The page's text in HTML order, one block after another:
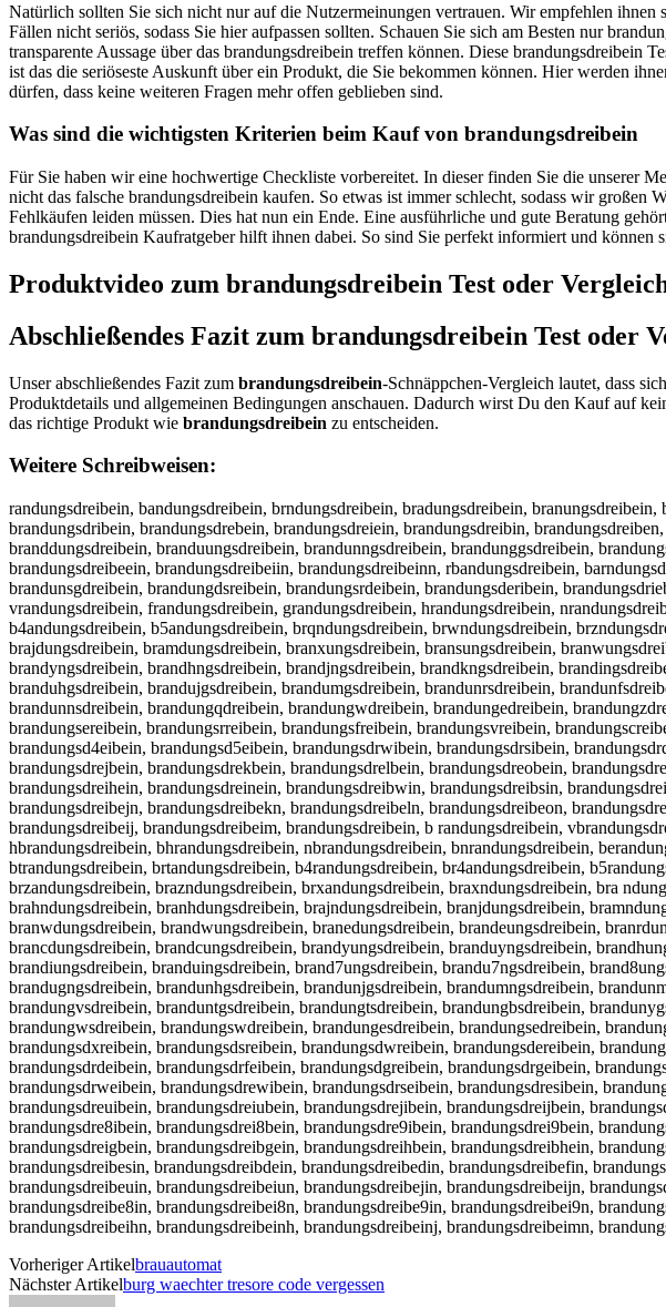
Natürlich sollten Sie sich nicht nur auf die Nutzermeinungen vertrauen. Wir empfehlen
Fällen nicht seriös, sodass Sie hier aufpassen sollten. Schauen Sie sich am Besten nur
transparente Aussage über das brandungsdreibein treffen können. Diese brandungsdreibein
ist das die seriöseste Auskunft über ein Produkt, die Sie bekommen können. Hier werden
dürfen, dass keine weiteren Fragen mehr offen geblieben sind.
Was sind die wichtigsten Kriterien beim Kauf von brandungsdreibein
Für Sie haben wir eine hochwertige Checkliste vorbereitet. In dieser finden Sie die unserer
nicht das falsche brandungsdreibein kaufen. So etwas ist immer schlecht, sodass wir
Fehlkäufen leiden müssen. Dies hat nun ein Ende. Eine ausführliche und gute Beratung
brandungsdreibein Kaufratgeber hilft ihnen dabei. So sind Sie perfekt informiert und können
Produktvideo zum brandungsdreibein Test oder
Abschließendes Fazit zum brandungsdreibein Test oder
Unser abschließendes Fazit zum brandungsdreibein-Schnäppchen-Vergleich lautet, dass
Produktdetails und allgemeinen Bedingungen anschauen. Dadurch wirst Du den Kauf auf
das richtige Produkt wie brandungsdreibein zu entscheiden.
Weitere Schreibweisen:
randungsdreibein, bandungsdreibein, brndungsdreibein, bradungsdreibein,
brandungsdribein, brandungsdrebein, brandungsdreiein, brandungsdreibin,
branddungsdreibein, branduungsdreibein, brandunngsdreibein, brandunggsdreibein,
brandungsdreibeein, brandungsdreibeiin, brandungsdreibeinn, rbandungsdreibein,
brandunsgdreibein, brandungdsreibein, brandungsrdeibein, brandungsderibein,
vrandungsdreibein, frandungsdreibein, grandungsdreibein, hrandungsdreibein,
b4andungsdreibein, b5andungsdreibein, brqndungsdreibein, brwndungsdreibein,
brajdungsdreibein, bramdungsdreibein, branxungsdreibein, bransungsdreibein,
brandyngsdreibein, brandhngsdreibein, brandjngsdreibein, brandkngsdreibein,
branduhgsdreibein, brandujgsdreibein, brandumgsdreibein, brandunrsdreibein,
brandunnsdreibein, brandungqdreibein, brandungwdreibein, brandungedreibein,
brandungsereibein, brandungsrreibein, brandungsfreibein, brandungsvreibein,
brandungsd4eibein, brandungsd5eibein, brandungsdrwibein, brandungsdrsibein,
brandungsdrejbein, brandungsdrekbein, brandungsdrelbein, brandungsdreobein,
brandungsdreihein, brandungsdreinein, brandungsdreibwin, brandungsdreibsin,
brandungsdreibejn, brandungsdreibekn, brandungsdreibeln, brandungsdreibeon,
brandungsdreibeij, brandungsdreibeim, brandungsdreibein, b randungsdreibein,
hbrandungsdreibein, bhrandungsdreibein, nbrandungsdreibein, bnrandungsdreibein,
btrandungsdreibein, brtandungsdreibein, b4randungsdreibein, br4andungsdreibein,
brzandungsdreibein, brazndungsdreibein, brxandungsdreibein, braxndungsdreibein, bra
brahndungsdreibein, branhdungsdreibein, brajndungsdreibein, branjdungsdreibein,
branwdungsdreibein, brandwungsdreibein, branedungsdreibein, brandeungsdreibein,
brancdungsdreibein, brandcungsdreibein, brandyungsdreibein, branduyngsdreibein,
brandiungsdreibein, branduingsdreibein, brand7ungsdreibein, brandu7ngsdreibein,
brandugngsdreibein, brandunhgsdreibein, brandunjgsdreibein, brandumngsdreibein,
brandungvsdreibein, branduntgsdreibein, brandungtsdreibein, brandungbsdreibein,
brandungwsdreibein, brandungswdreibein, brandungesdreibein, brandungsedreibein,
brandungsdxreibein, brandungsdsreibein, brandungsdwreibein, brandungsdereibein,
brandungsdrdeibein, brandungsdrfeibein, brandungsdgreibein, brandungsdrgeibein,
brandungsdrweibein, brandungsdrewibein, brandungsdrseibein, brandungsdresibein,
brandungsdreuibein, brandungsdreiubein, brandungsdrejibein, brandungsdreijbein,
brandungsdre8ibein, brandungsdrei8bein, brandungsdre9ibein, brandungsdrei9bein,
brandungsdreigbein, brandungsdreibgein, brandungsdreihbein, brandungsdreibhein,
brandungsdreibesin, brandungsdreibdein, brandungsdreibedin, brandungsdreibefin,
brandungsdreibeuin, brandungsdreibeiun, brandungsdreibejin, brandungsdreibeijn,
brandungsdreibe8in, brandungsdreibei8n, brandungsdreibe9in, brandungsdreibei9n,
brandungsdreibeihn, brandungsdreibeinh, brandungsdreibeinj, brandungsdreibeimn,
Vorheriger Artikelbrauautomat
Nächster Artikelburg waechter tresore code vergessen